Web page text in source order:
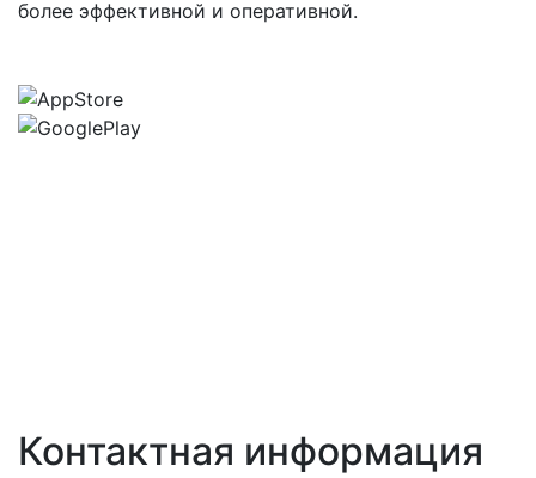
более эффективной и оперативной.
Контактная информация